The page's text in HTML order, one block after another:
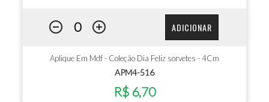
ADICIONAR
Aplique Em Mdf - Coleção Dia Feliz sorvetes - 4Cm
APM4-516
R$ 6,70